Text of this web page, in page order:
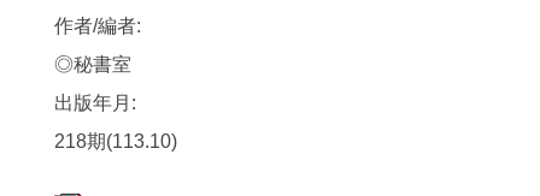
作者/編者:
◎秘書室
出版年月:
218期(113.10)